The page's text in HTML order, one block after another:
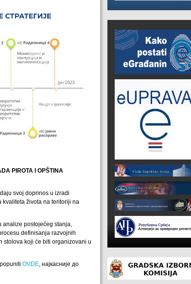
PIROTA I OPŠTINA
svoj doprinos u izradi
života na teritoriji na
postojećeg stanja,
definisanja razvojnih
stolova koji će biti organizovani u
popunitiOVDE , најкасније до